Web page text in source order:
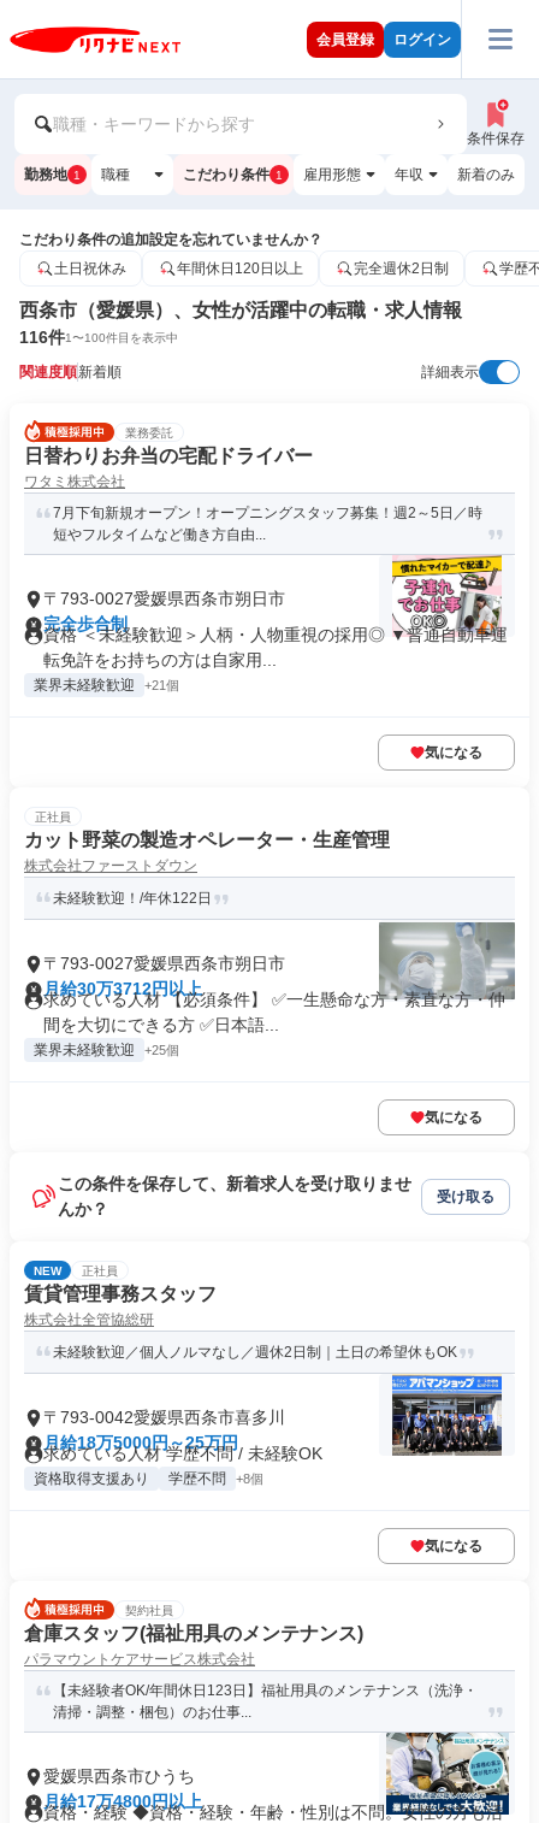
会員登録 ログイン
職種・キーワードから探す
条件保存
勤務地 1 職種 こだわり条件 1 雇用形態 年収 新着のみ
こだわり条件の追加設定を忘れていませんか？
土日祝休み
年間休日120日以上 完全週休2日制 学歴
西条市（愛媛県）、女性が活躍中の転職・求人情報
116件1〜100件目を表示中
関連度順新着順 詳細表示
業務委託
日替わりお弁当の宅配ドライバー
ワタミ株式会社
7月下旬新規オープン！オープニングスタッフ募集！週2～5日／時
短やフルタイムなど働き方自由...
〒793-0027愛媛県西条市朔日市
完全歩合制
資格 ＜未経験歓迎＞人柄・人物重視の採用◎ ▼普通自動車運
転免許をお持ちの方は自家用...
業界未経験歓迎 +21個
気になる
正社員
カット野菜の製造オペレーター・生産管理
株式会社ファーストダウン
未経験歓迎！/年休122日
〒793-0027愛媛県西条市朔日市
月給30万3712円以上
求めている人材 【必須条件】 ✅一生懸命な方・素直な方・仲
間を大切にできる方 ✅日本語...
業界未経験歓迎 +25個
気になる
この条件を保存して、新着求人を受け取りませ
んか？
受け取る
NEW 正社員
賃貸管理事務スタッフ
株式会社全管協総研
未経験歓迎／個人ノルマなし／週休2日制｜土日の希望休もOK
〒793-0042愛媛県西条市喜多川
月給18万5000円～25万円
求めている人材 学歴不問 / 未経験OK
資格取得支援あり 学歴不問 +8個
気になる
契約社員
倉庫スタッフ(福祉用具のメンテナンス)
パラマウントケアサービス株式会社
【未経験者OK/年間休日123日】福祉用具のメンテナンス（洗浄・
清掃・調整・梱包）のお仕事...
愛媛県西条市ひうち
月給17万4800円以上
資格・経験 ◆資格・経験・年齢・性別は不問。女性の方も活